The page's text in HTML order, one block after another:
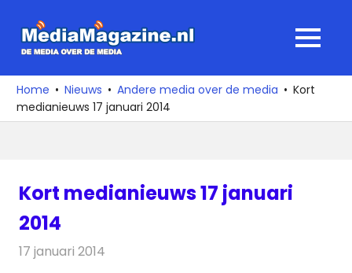
naar
media
over
de
MENU
Home Nieuws Andere media over de media
Kort
medianieuws 17 januari 2014
Kort medianieuws 17 januari
2014
17 januari 2014